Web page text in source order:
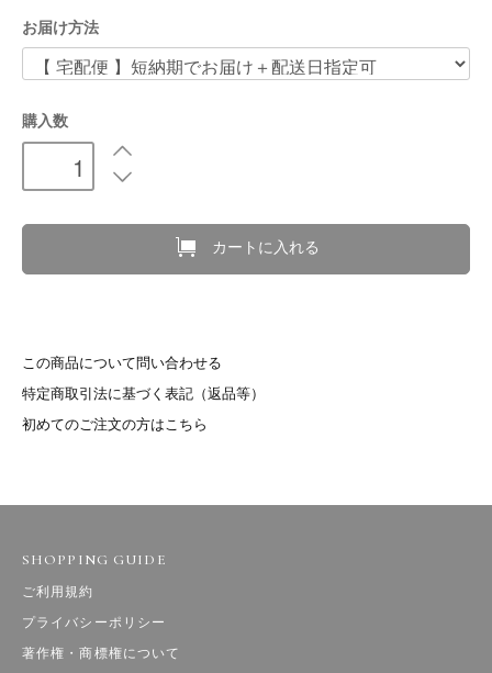
お届け方法
購入数
カートに入れる
この商品について問い合わせる
特定商取引法に基づく表記（返品等）
初めてのご注文の方はこちら
SHOPPING GUIDE
ご利用規約
プライバシーポリシー
著作権・商標権について